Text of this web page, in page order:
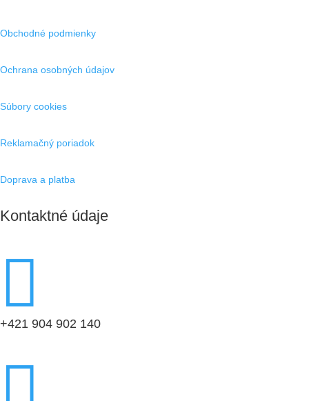
Obchodné podmienky
Ochrana osobných údajov
Súbory cookies
Reklamačný poriadok
Doprava a platba
Kontaktné údaje

+421 904 902 140